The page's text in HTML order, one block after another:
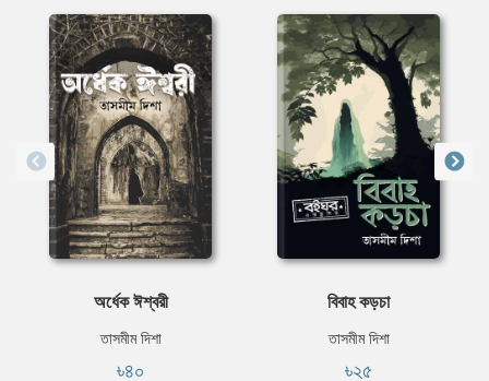
অর্ধেক ঈশ্বরী
তাসমীম দিশা
৳৪০
বিবাহ কড়চা
তাসমীম দিশা
৳২৫